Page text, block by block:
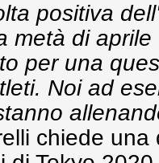
positiva
metà di
per una
Noi ad
chiede una